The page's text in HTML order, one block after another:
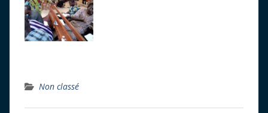
Non classé